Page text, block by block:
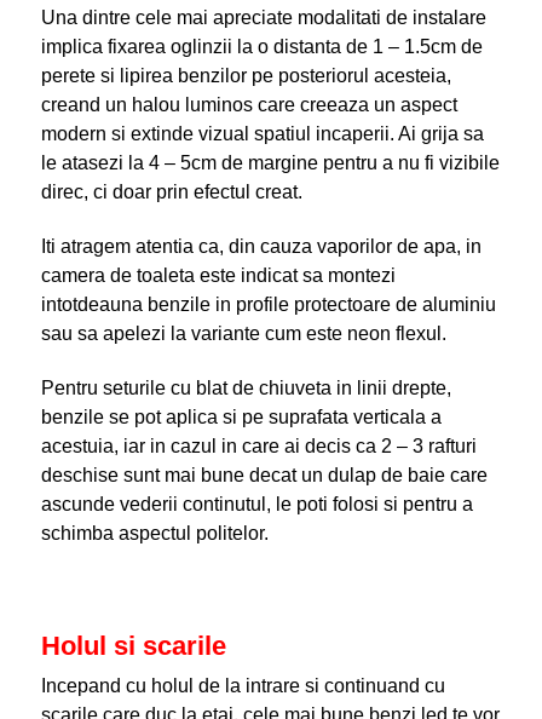
Una dintre cele mai apreciate modalitati de instalare
implica fixarea oglinzii la o distanta de 1 – 1.5cm de
perete si lipirea benzilor pe posteriorul acesteia,
creand un halou luminos care creeaza un aspect
modern si extinde vizual spatiul incaperii. Ai grija sa
le atasezi la 4 – 5cm de margine pentru a nu fi vizibile
direc, ci doar prin efectul creat.
Iti atragem atentia ca, din cauza vaporilor de apa, in
camera de toaleta este indicat sa montezi
intotdeauna benzile in profile protectoare de aluminiu
sau sa apelezi la variante cum este neon flexul.
Pentru seturile cu blat de chiuveta in linii drepte,
benzile se pot aplica si pe suprafata verticala a
acestuia, iar in cazul in care ai decis ca 2 – 3 rafturi
deschise sunt mai bune decat un dulap de baie care
ascunde vederii continutul, le poti folosi si pentru a
schimba aspectul politelor.
Holul si scarile
Incepand cu holul de la intrare si continuand cu
scarile care duc la etaj, cele mai bune benzi led te vor